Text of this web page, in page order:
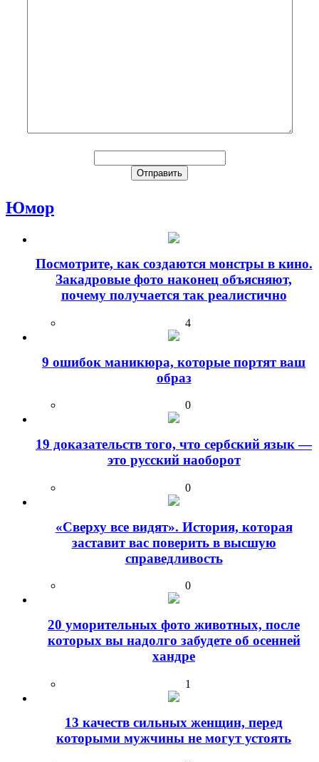
Юмор
Посмотрите, как создаются монстры в кино.
Закадровые фото наконец объясняют,
почему получается так реалистично
4
9 ошибок маникюра, которые портят ваш
образ
0
19 доказательств того, что сербский язык —
это русский наоборот
0
«Сверху все видят». История, которая
заставит вас поверить в высшую
справедливость
0
20 уморительных фото животных, после
которых вы надолго забудете об осенней
хандре
1
13 качеств сильных женщин, перед
которыми мужчины не могут устоять